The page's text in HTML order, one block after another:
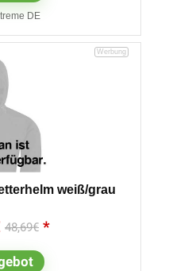
DE
weiß/grau
48,69€